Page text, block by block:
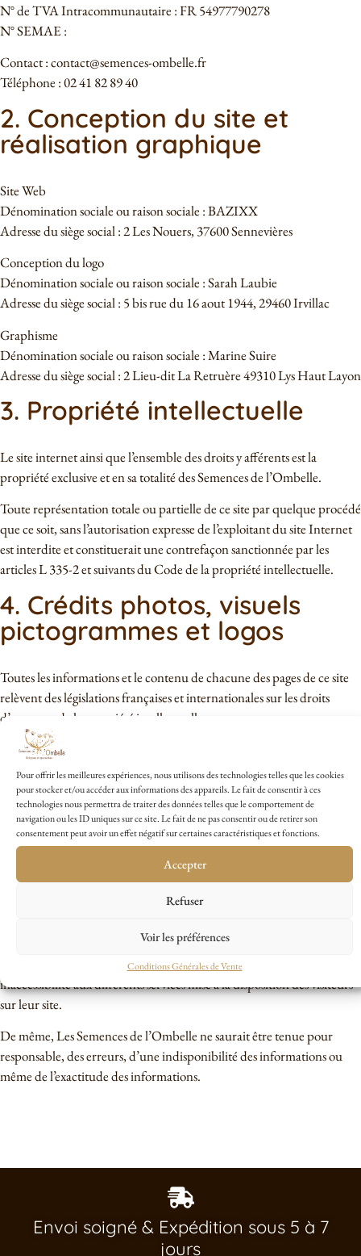
Pour offrir les meilleures expériences, nous utilisons des technologies telles que les cookies
pour stocker et/ou accéder aux informations des appareils. Le fait de consentir à ces
technologies nous permettra de traiter des données telles que le comportement de
navigation ou les ID uniques sur ce site. Le fait de ne pas consentir ou de retirer son
consentement peut avoir un effet négatif sur certaines caractéristiques et fonctions.
Accepter
Refuser
Voir les préférences
Conditions Générales de Vente
N° de TVA Intracommunautaire : FR 54977790278
N° SEMAE :
Contact : contact@semences-ombelle.fr
Téléphone : 02 41 82 89 40
2. Conception du site et
réalisation graphique
Site Web
Dénomination sociale ou raison sociale : BAZIXX
Adresse du siège social : 2 Les Nouers, 37600 Sennevières
Conception du logo
Dénomination sociale ou raison sociale : Sarah Laubie
Adresse du siège social : 5 bis rue du 16 aout 1944, 29460 Irvillac
Graphisme
Dénomination sociale ou raison sociale : Marine Suire
Adresse du siège social : 2 Lieu-dit La Retruère 49310 Lys Haut Layon
3. Propriété intellectuelle
Le site internet ainsi que l’ensemble des droits y afférents est la
propriété exclusive et en sa totalité des Semences de l’Ombelle.
Toute représentation totale ou partielle de ce site par quelque procédé
que ce soit, sans l’autorisation expresse de l’exploitant du site Internet
est interdite et constituerait une contrefaçon sanctionnée par les
articles L 335-2 et suivants du Code de la propriété intellectuelle.
4. Crédits photos, visuels
pictogrammes et logos
Toutes les informations et le contenu de chacune des pages de ce site
relèvent des législations françaises et internationales sur les droits
d’auteur et de la propriété intellectuelle.
Tous les droits de reproduction sont réservés.
Toute reproduction intégrale ou partielle, faite sans l’accord écrit de
l’un des membres des Semences de l’Ombelle est strictement interdite
(art.L 335-2 et suivants du Code de la propriété intellectuelle).
5. Responsabilité
Ce site fait l’objet de mises à jour quotidiennes. Les Semences de
internet de l’entreprise. Cependant, Les Semences de l’Ombelle ne
saurait être tenue pour responsable d’une quelconque rupture ou
inaccessibilité aux différents services mise à la disposition des visiteurs
sur leur site.
De même, Les Semences de l’Ombelle ne saurait être tenue pour
responsable, des erreurs, d’une indisponibilité des informations ou
même de l’exactitude des informations.
Envoi soigné & Expédition sous 5 à 7
jours